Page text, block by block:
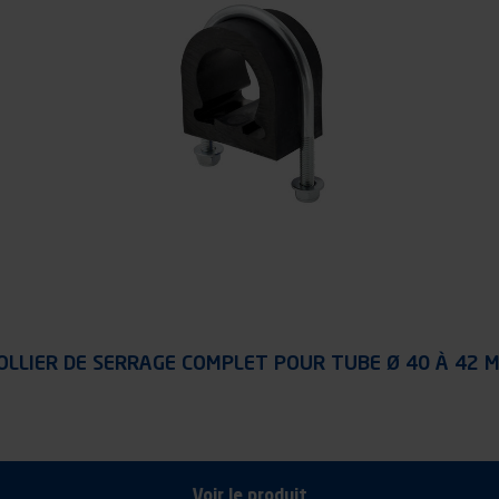
DE SERRAGE COMPLET POUR TUBE Ø 40 À 42
Voir le produit